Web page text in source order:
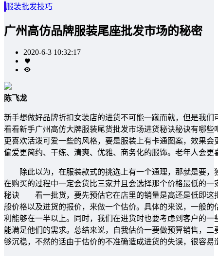
服装批发技巧
广州高仿品牌服装尾座批发市场的秘密
2020-6-3 10:32:17
陈飞龙
新手想做好品牌折扣女装店的进货不可能一蹴而就，但是我
看看新手广州高仿大牌服装尾货批发市场进货秘诀秘诀有
更喜欢活泼可爱一些的风格，要是服装上有卡通图案，效果
偏爱更简约、干练、清爽、优雅、商务化的服饰。老年人会
除此以为，在服装款式的挑选上有一个通理，那就是要，
在购买的过程中一定会货比三家并且会选择那个价格最低的
秘诀 看一批货，要先预估它在店里的销量是高还是低即这
般价格以及进货的报价，来做一个估价。具体的来说，一般
利能够在一半以上。同时，我们在进货时也要考虑到客户的
能满足他们的需求。总结来说，自我估价一要做预算销售，
够沉稳，不然的话由于估价的不准确造成进货的失误，很容易